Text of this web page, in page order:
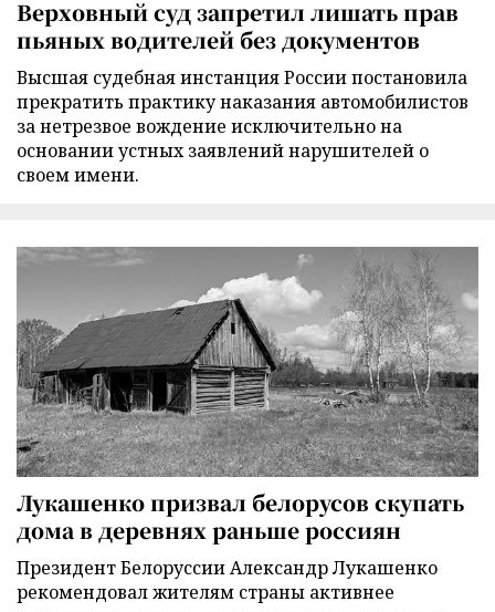
Верховный суд запретил лишать прав
пьяных водителей без документов
Высшая судебная инстанция России постановила
прекратить практику наказания автомобилистов
за нетрезвое вождение исключительно на
основании устных заявлений нарушителей о
своем имени.
Лукашенко призвал белорусов скупать
дома в деревнях раньше россиян
Президент Белоруссии Александр Лукашенко
рекомендовал жителям страны активнее